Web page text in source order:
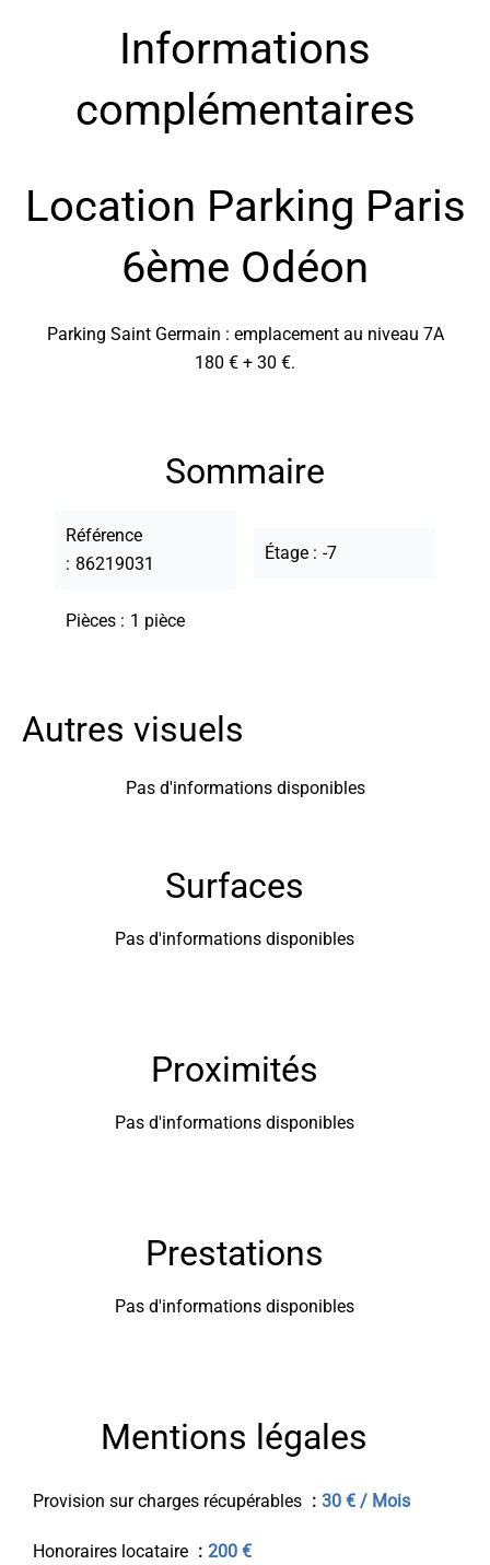
Informations
complémentaires
Location Parking Paris
6ème Odéon
Parking Saint Germain : emplacement au niveau 7A
180 € + 30 €.
Sommaire
Référence
86219031
Pièces 1 pièce
Étage -7
Autres visuels
Pas d'informations disponibles
Surfaces
Pas d'informations disponibles
Proximités
Pas d'informations disponibles
Prestations
Pas d'informations disponibles
Mentions légales
Provision sur charges récupérables 30 € / Mois
Honoraires locataire 200 €